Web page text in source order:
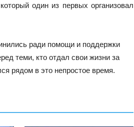
один из первых организовал
ради помощи и поддержки
теми, кто отдал свои жизни за
рядом в это непростое время.